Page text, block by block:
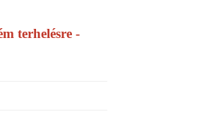
terhelésre -